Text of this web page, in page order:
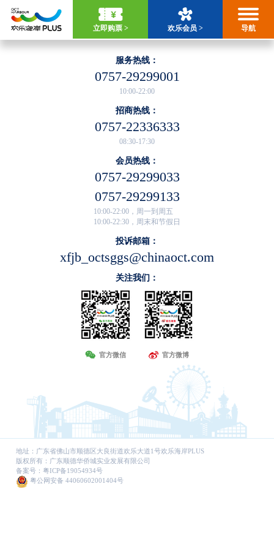
立即购票 > 欢乐会员 > 导航
服务热线：
0757-29299001
10:00-22:00
招商热线：
0757-22336333
08:30-17:30
会员热线：
0757-29299033
0757-29299133
10:00-22:00，周一到周五
10:00-22:30，周末和节假日
投诉邮箱：
xfjb_octsggs@chinaoct.com
关注我们：
官方微信 官方微博
地址：广东省佛山市顺德区大良街道欢乐大道1号欢乐海岸PLUS
版权所有：广东顺德华侨城实业发展有限公司
备案号：粤ICP备19054934号
粤公网安备 44060602001404号